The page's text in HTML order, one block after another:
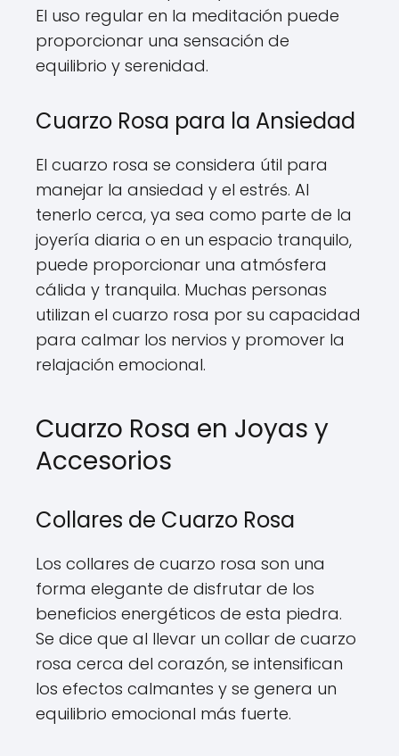
El uso regular en la meditación puede
proporcionar una sensación de
equilibrio y serenidad.
Cuarzo Rosa para la Ansiedad
El cuarzo rosa se considera útil para
manejar la ansiedad y el estrés. Al
tenerlo cerca, ya sea como parte de la
joyería diaria o en un espacio tranquilo,
puede proporcionar una atmósfera
cálida y tranquila. Muchas personas
utilizan el cuarzo rosa por su capacidad
para calmar los nervios y promover la
relajación emocional.
Cuarzo Rosa en Joyas y
Accesorios
Collares de Cuarzo Rosa
Los collares de cuarzo rosa son una
forma elegante de disfrutar de los
beneficios energéticos de esta piedra.
Se dice que al llevar un collar de cuarzo
rosa cerca del corazón, se intensifican
los efectos calmantes y se genera un
equilibrio emocional más fuerte.